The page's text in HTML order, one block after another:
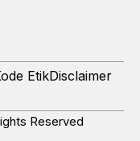
EtikDisclaimer
Reserved